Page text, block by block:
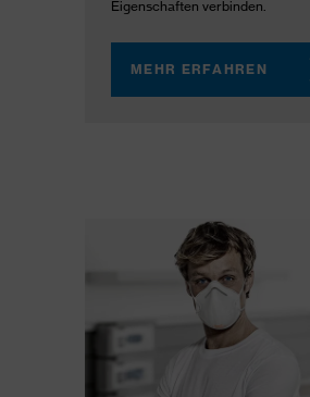
Eigenschaften verbinden.
MEHR ERFAHREN